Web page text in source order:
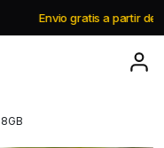
$195.000